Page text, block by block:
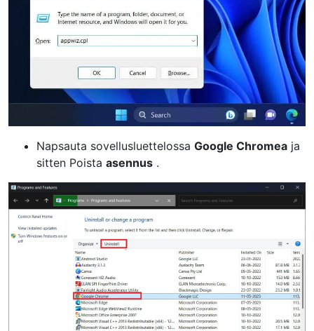
Napsauta sovellusluettelossa Google Chromea ja
sitten Poista asennus .